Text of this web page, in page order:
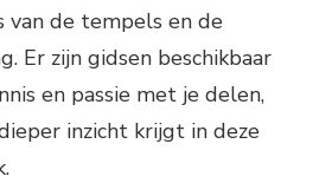
van de tempels en de
Er zijn gidsen beschikbaar
en passie met je delen,
inzicht krijgt in deze